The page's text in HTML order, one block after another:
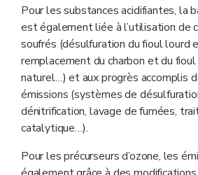
Pour les substances acidifiantes, la
est également liée à l’utilisation de
soufrés (désulfuration du fioul lourd
remplacement du charbon et du
naturel…) et aux progrès accomplis
émissions (systèmes de
dénitrification, lavage de fumées,
catalytique…).
Pour les précurseurs d’ozone, les